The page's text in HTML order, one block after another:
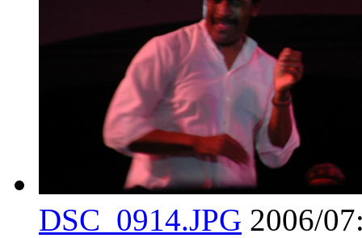
DSC_0914.JPG 2006/